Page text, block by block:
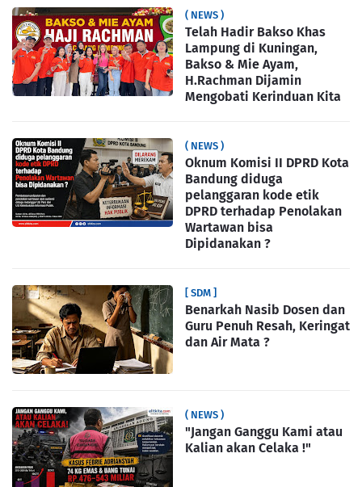
( NEWS )
Telah Hadir Bakso Khas
Lampung di Kuningan,
Bakso & Mie Ayam,
H.Rachman Dijamin
Mengobati Kerinduan Kita
( NEWS )
Oknum Komisi II DPRD Kota
Bandung diduga
pelanggaran kode etik
DPRD terhadap Penolakan
Wartawan bisa
Dipidanakan ?
[ SDM ]
Benarkah Nasib Dosen dan
Guru Penuh Resah, Keringat
dan Air Mata ?
( NEWS )
"Jangan Ganggu Kami atau
Kalian akan Celaka !"